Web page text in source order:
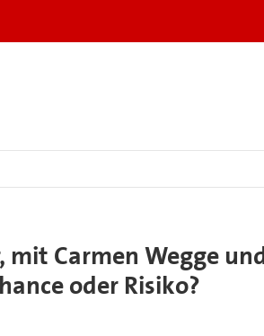
mit Carmen Wegge
oder Risiko?